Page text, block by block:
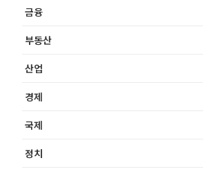
금융
부동산
산업
경제
국제
정치